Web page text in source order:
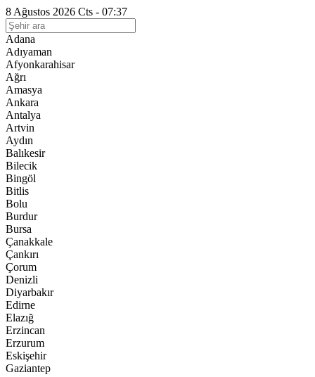
8 Ağustos 2026 Cts - 07:37
Adana
Adıyaman
Afyonkarahisar
Ağrı
Amasya
Ankara
Antalya
Artvin
Aydın
Balıkesir
Bilecik
Bingöl
Bitlis
Bolu
Burdur
Bursa
Çanakkale
Çankırı
Çorum
Denizli
Diyarbakır
Edirne
Elazığ
Erzincan
Erzurum
Eskişehir
Gaziantep